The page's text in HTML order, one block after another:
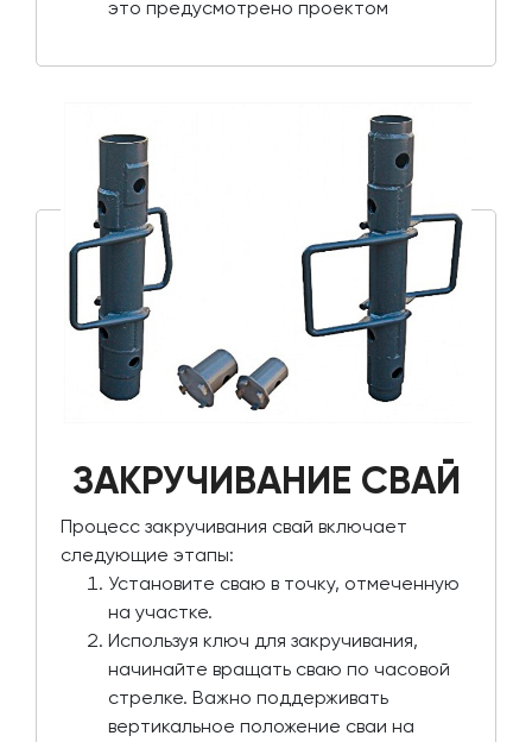
это предусмотрено проектом
ЗАКРУЧИВАНИЕ СВАЙ
Процесс закручивания свай включает
следующие этапы:
Установите сваю в точку, отмеченную
на участке.
Используя ключ для закручивания,
начинайте вращать сваю по часовой
стрелке. Важно поддерживать
вертикальное положение сваи на